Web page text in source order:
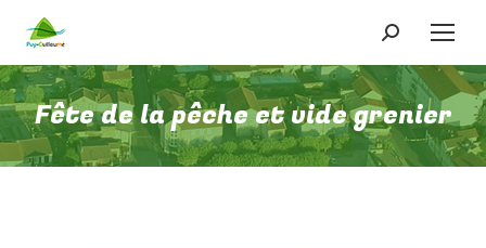
Recherche
:
Fête de la pêche et vide grenier